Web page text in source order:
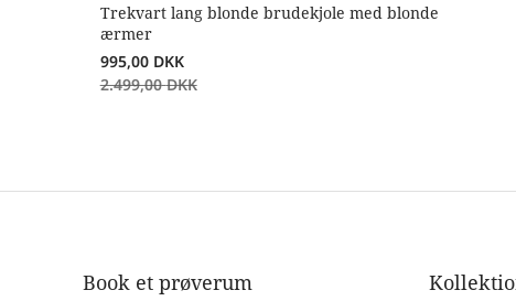
Trekvart lang blonde brudekjole med blonde
ærmer
995,00 DKK
2.499,00 DKK
Book et prøverum